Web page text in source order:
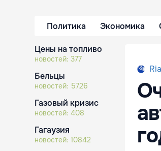
Политика Экономика
Цены на топливо
новостей: 377
Бельцы
новостей: 5726
Газовый кризис
новостей: 408
Гагаузия
новостей: 10842
Ria